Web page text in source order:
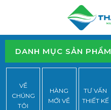
DANH MỤC SẢN PHẨM
VỀ
CHÚNG
TÔI
HÀNG
MỚI VỀ
TƯ VẤN
THIẾT KẾ